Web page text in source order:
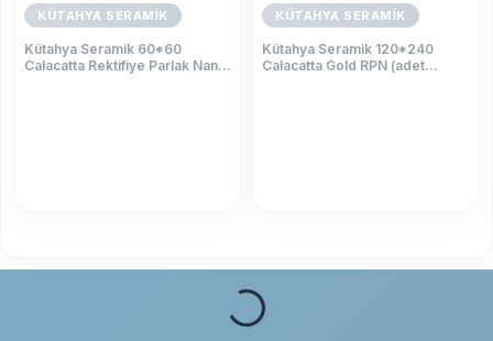
KÜTAHYA SERAMİK
Kütahya Seramik 60*60
Calacatta Rektifiye Parlak Nano
KÜTAHYA SERAMİK
Kütahya Seramik 120*240
Calacatta Gold RPN (adet